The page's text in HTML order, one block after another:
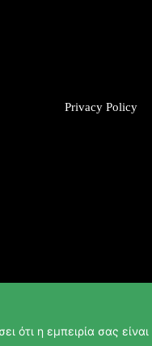
Privacy Policy
ότι η εμπειρία σας είναι